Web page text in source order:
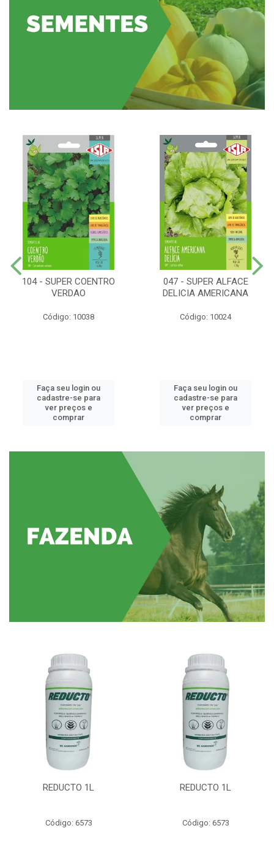
104 - SUPER COENTRO
VERDAO
Código: 10038
Faça seu login ou
cadastre-se para
ver preços e
comprar
047 - SUPER ALFACE
DELICIA AMERICANA
Código: 10024
Faça seu login ou
cadastre-se para
ver preços e
comprar
REDUCTO 1L
Código: 6573
REDUCTO 1L
Código: 6573